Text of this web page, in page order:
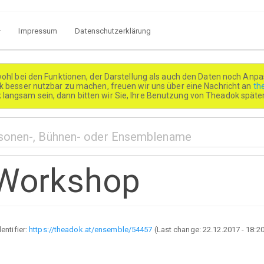
Impressum Datenschutzerklärung
bei den Funktionen, der Darstellung als auch den Daten noch
besser nutzbar zu machen, freuen wir uns über eine Nachricht an
sein, dann bitten wir Sie, Ihre Benutzung von Theadok
https://theadok.at/ensemble/54457 (Last change: 22.12.2017 - 18:20